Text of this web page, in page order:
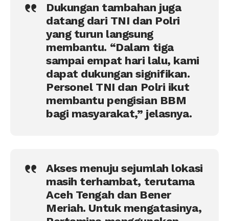
Dukungan tambahan juga
datang dari TNI dan Polri
yang turun langsung
membantu. “Dalam tiga
sampai empat hari lalu, kami
dapat dukungan signifikan.
Personel TNI dan Polri ikut
membantu pengisian BBM
bagi masyarakat,” jelasnya.
Akses menuju sejumlah lokasi
masih terhambat, terutama
Aceh Tengah dan Bener
Meriah. Untuk mengatasinya,